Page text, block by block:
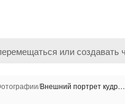
/Внешний портрет кудр…